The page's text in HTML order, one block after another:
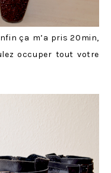
ça m’a pris 20min,
occuper tout votre